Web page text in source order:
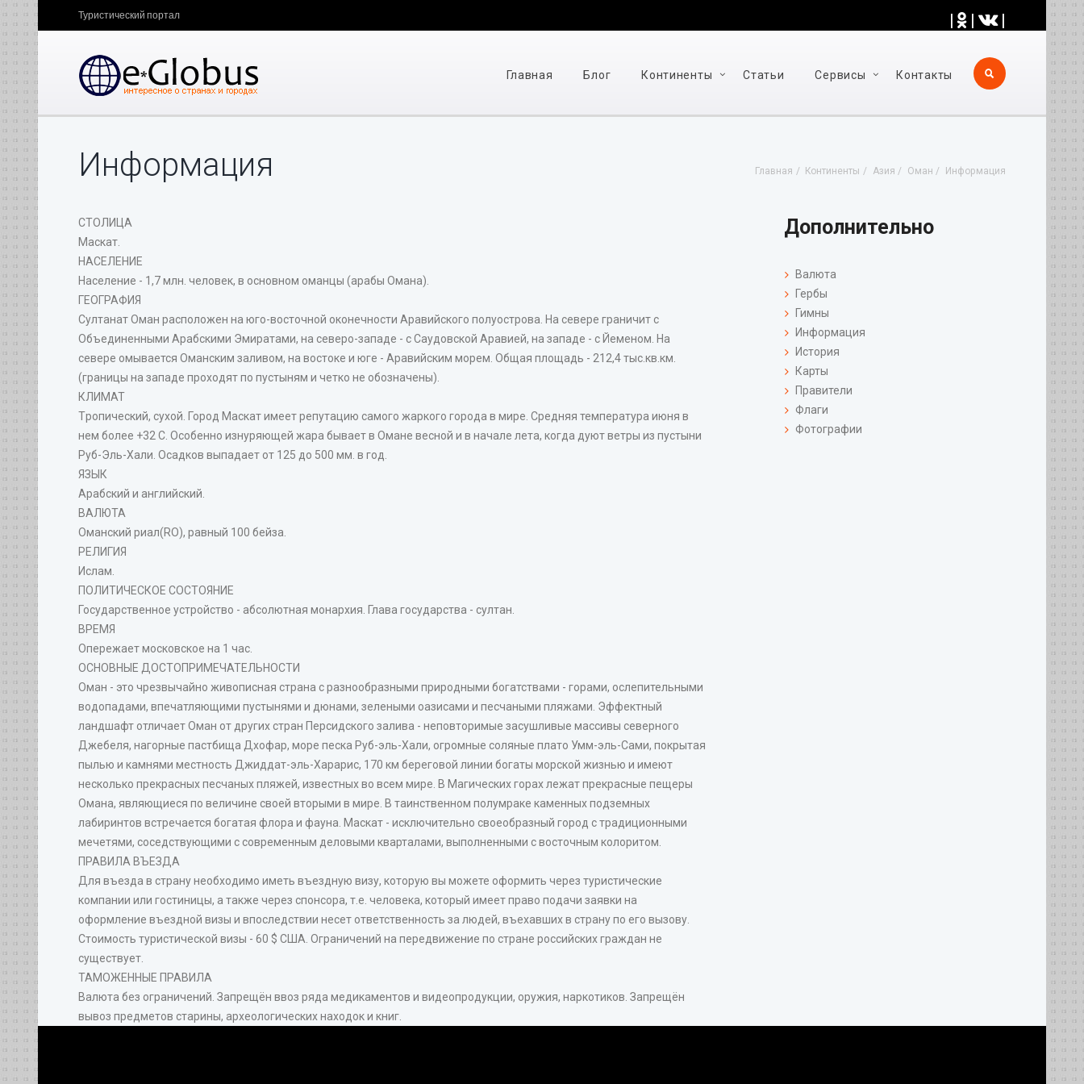
| | |
Туристический портал
Главная Блог Континенты Статьи Cервисы Контакты
Главная Континенты Азия Оман Информация
Информация
СТОЛИЦА
Маскат.
НАСЕЛЕНИЕ
Население - 1,7 млн. человек, в основном оманцы (арабы Омана).
ГЕОГРАФИЯ
Султанат Оман расположен на юго-восточной оконечности Аравийского полуострова. На севере граничит с
Объединенными Арабскими Эмиратами, на северо-западе - с Саудовской Аравией, на западе - с Йеменом. На
севере омывается Оманским заливом, на востоке и юге - Аравийским морем. Общая площадь - 212,4 тыс.кв.км.
(границы на западе проходят по пустыням и четко не обозначены).
КЛИМАТ
Tропический, сухой. Город Маскат имеет репутацию самого жаркого города в мире. Средняя температура июня в
нем более +32 C. Особенно изнуряющей жара бывает в Омане весной и в начале лета, когда дуют ветры из пустыни
Руб-Эль-Хали. Осадков выпадает от 125 до 500 мм. в год.
ЯЗЫК
Арабский и английский.
ВАЛЮТА
Оманский риал(RO), равный 100 бейза.
РЕЛИГИЯ
Ислам.
ПОЛИТИЧЕСКОЕ СОСТОЯНИЕ
Государственное устройство - абсолютная монархия. Глава государства - султан.
ВРЕМЯ
Опережает московское на 1 час.
ОСНОВНЫЕ ДОСТОПРИМЕЧАТЕЛЬНОСТИ
Оман - это чрезвычайно живописная страна с разнообразными природными богатствами - горами, ослепительными
водопадами, впечатляющими пустынями и дюнами, зелеными оазисами и песчаными пляжами. Эффектный
ландшафт отличает Оман от других стран Персидского залива - неповторимые засушливые массивы северного
Джебеля, нагорные пастбища Дхофар, море песка Руб-эль-Хали, огромные соляные плато Умм-эль-Сами, покрытая
пылью и камнями местность Джиддат-эль-Харарис, 170 км береговой линии богаты морской жизнью и имеют
несколько прекрасных песчаных пляжей, известных во всем мире. В Магических горах лежат прекрасные пещеры
Омана, являющиеся по величине своей вторыми в мире. В таинственном полумраке каменных подземных
лабиринтов встречается богатая флора и фауна. Маскат - исключительно своеобразный город с традиционными
мечетями, соседствующими с современным деловыми кварталами, выполненными с восточным колоритом.
ПРАВИЛА ВЪЕЗДА
Для въезда в страну необходимо иметь въездную визу, которую вы можете оформить через туристические
компании или гостиницы, а также через спонсора, т.е. человека, который имеет право подачи заявки на
оформление въездной визы и впоследствии несет ответственность за людей, въехавших в страну по его вызову.
Стоимость туристической визы - 60 $ США. Ограничений на передвижение по стране российских граждан не
существует.
ТАМОЖЕННЫЕ ПРАВИЛА
Валюта без ограничений. Запрещён ввоз ряда медикаментов и видеопродукции, оружия, наркотиков. Запрещён
вывоз предметов старины, археологических находок и книг.
Дополнительно
Валюта
Гербы
Гимны
Информация
История
Карты
Правители
Флаги
Фотографии